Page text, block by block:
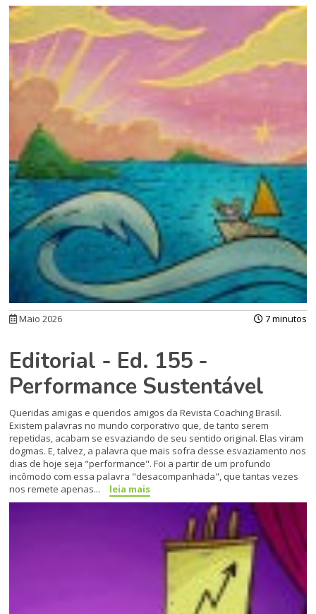
Maio 2026 7 minutos
Editorial - Ed. 155 -
Performance Sustentável
Queridas amigas e queridos amigos da Revista Coaching Brasil.
Existem palavras no mundo corporativo que, de tanto serem
repetidas, acabam se esvaziando de seu sentido original. Elas viram
dogmas. E, talvez, a palavra que mais sofra desse esvaziamento nos
dias de hoje seja "performance". Foi a partir de um profundo
incômodo com essa palavra "desacompanhada", que tantas vezes
nos remete apenas...
leia mais